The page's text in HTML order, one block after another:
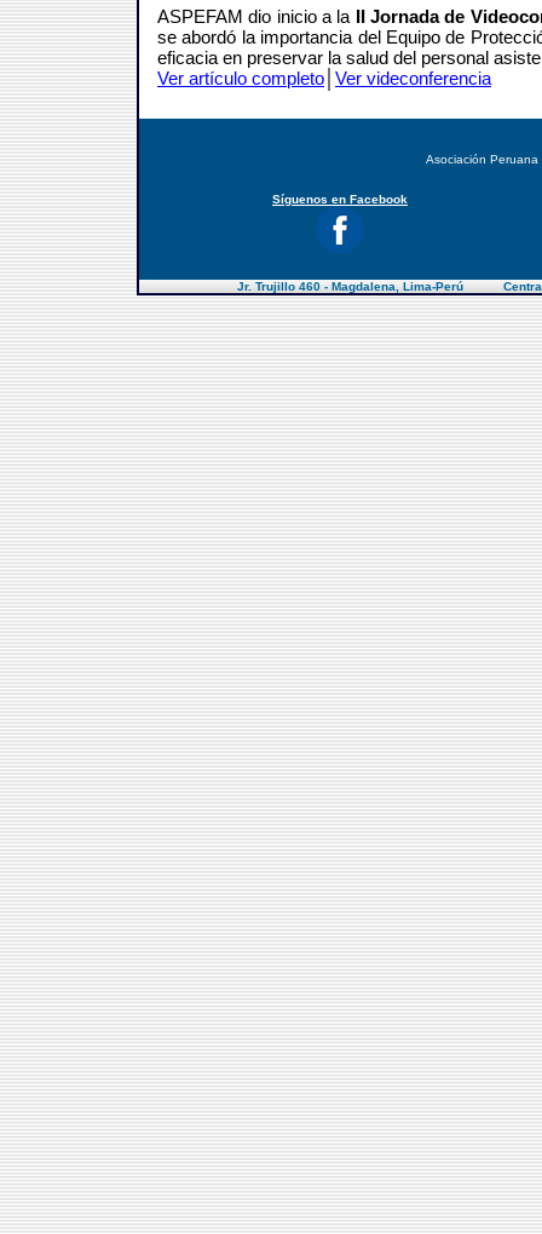
ASPEFAM dio inicio a la II Jornada de
se abordó la importancia del Equipo de
eficacia en preservar la salud del personal
Ver artículo completo Ver videconferencia
Asociación Peruana
Síguenos en Facebook
Jr. Trujillo 460 - Magdalena, Lima-Perú